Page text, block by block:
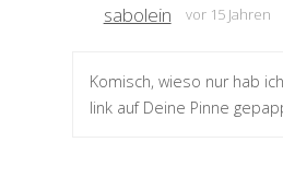
sabolein vor 15 Jahren
Komisch, wieso nur hab
link auf Deine Pinne